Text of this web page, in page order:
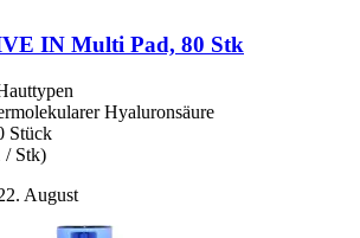
IN Multi Pad, 80 Stk
Hyaluronsäure
Stück
/ Stk)
August